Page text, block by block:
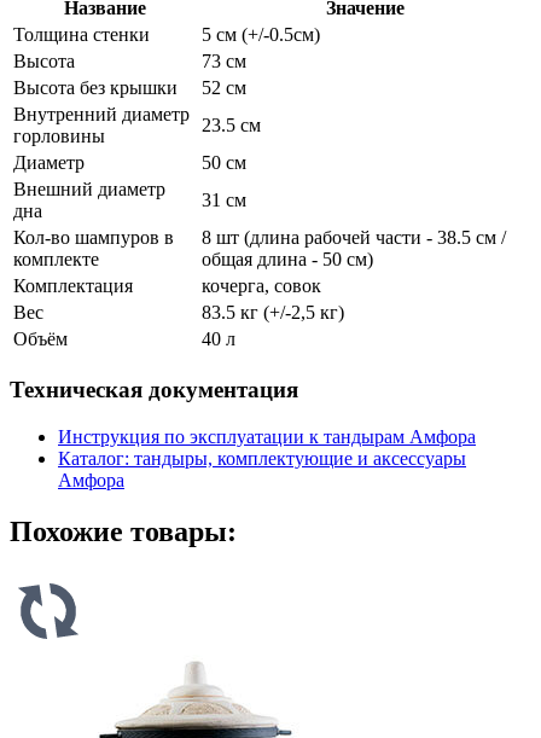
Название
Значение
Толщина стенки
5 см (+/-0.5см)
Высота
73 см
Высота без крышки
52 см
Внутренний диаметр
горловины
23.5 см
Диаметр
50 см
Внешний диаметр
дна
31 см
Кол-во шампуров в
комплекте
8 шт (длина рабочей части - 38.5 см /
общая длина - 50 см)
Комплектация
кочерга, совок
Вес
83.5 кг (+/-2,5 кг)
Объём
40 л
Техническая документация
Инструкция по эксплуатации к тандырам Амфора
Каталог: тандыры, комплектующие и аксессуары
Амфора
Похожие товары: